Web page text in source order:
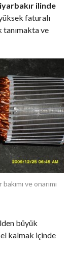
ilinde
faturalı
tanımakta ve
ve onarımı
büyük
kalmak içinde